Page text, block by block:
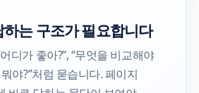
는 구조가 필요합니다
디가 좋아?”, “무엇을 비교해야
야?”처럼 묻습니다. 페이지